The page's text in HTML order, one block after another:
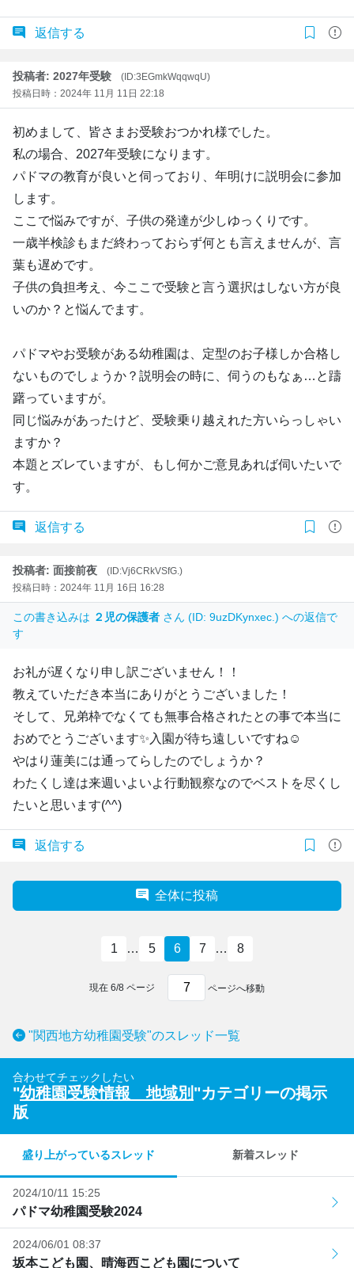
返信する
投稿者: 2027年受験
(ID:3EGmkWqqwqU)
投稿日時：2024年 11月 11日 22:18
初めまして、皆さまお受験おつかれ様でした。
私の場合、2027年受験になります。
パドマの教育が良いと伺っており、年明けに説明会に参加
します。
ここで悩みですが、子供の発達が少しゆっくりです。
一歳半検診もまだ終わっておらず何とも言えませんが、言
葉も遅めです。
子供の負担考え、今ここで受験と言う選択はしない方が良
いのか？と悩んでます。
パドマやお受験がある幼稚園は、定型のお子様しか合格し
ないものでしょうか？説明会の時に、伺うのもなぁ…と躊
躇っていますが。
同じ悩みがあったけど、受験乗り越えれた方いらっしゃい
ますか？
本題とズレていますが、もし何かご意見あれば伺いたいで
す。
返信する
投稿者: 面接前夜
(ID:Vj6CRkVSfG.)
投稿日時：2024年 11月 16日 16:28
この書き込みは ２児の保護者 さん (ID: 9uzDKynxec.) への返信で
す
お礼が遅くなり申し訳ございません！！
教えていただき本当にありがとうございました！
そして、兄弟枠でなくても無事合格されたとの事で本当に
おめでとうございます✨入園が待ち遠しいですね☺️
やはり蓮美には通ってらしたのでしょうか？
わたくし達は来週いよいよ行動観察なのでベストを尽くし
たいと思います(^^)
返信する
全体に投稿
1 … 5 6 7 … 8
現在 6/8 ページ ページへ移動
"関西地方幼稚園受験"のスレッド一覧
合わせてチェックしたい
"幼稚園受験情報 地域別 "カテゴリーの掲示
版
盛り上がっているスレッド 新着スレッド
2024/10/11 15:25
パドマ幼稚園受験2024
2024/06/01 08:37
坂本こども園、晴海西こども園について